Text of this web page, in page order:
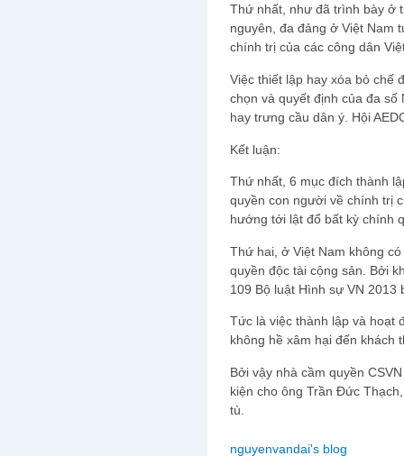
Thứ nhất, như đã trình bày ở
nguyên, đa đảng ở Việt Nam
chính trị của các công dân
Việc thiết lập hay xóa bỏ chế
chọn và quyết định của đa
hay trưng cầu dân ý. Hội
Kết luận:
Thứ nhất, 6 mục đích thành
quyền con người về chính trị
hướng tới lật đổ bất kỳ chính
Thứ hai, ở Việt Nam không
quyền độc tài cộng sản. Bởi
109 Bộ luật Hình sự VN 2013
Tức là việc thành lập và hoạt
không hề xâm hại đến khách
Bởi vậy nhà cầm quyền
kiện cho ông Trần Đức
tù.
nguyenvandai's blog